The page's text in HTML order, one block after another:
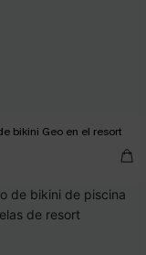
bikini Geo en el resort